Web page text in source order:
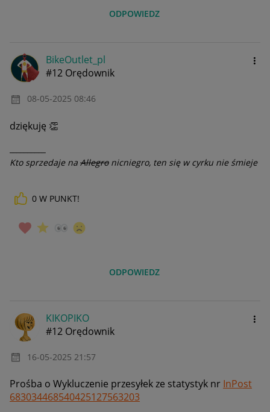
ODPOWIEDZ
BikeOutlet_pl
#12 Orędownik
‎08-05-2025 08:46
dziękuję 👏
Kto sprzedaje na Allegronicniegro, ten się w cyrku nie śmieje
0 W PUNKT!
ODPOWIEDZ
KIKOPIKO
#12 Orędownik
‎16-05-2025 21:57
Prośba o Wykluczenie przesyłek ze statystyk nr InPost
683034468540425127563203